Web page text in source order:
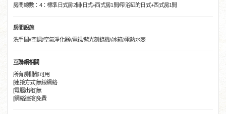
房間總數：4：標準日式房2間/日式+西式房1間/帶浴缸的日式+西式房1間
房間設施
洗手間//空調//空氣淨化器//電視/藍光刻錄機//冰箱//電熱水壺
互聯網相關
所有房間都可用
[連接方式]無線網絡
[電腦出租]無
[網絡連接]免費